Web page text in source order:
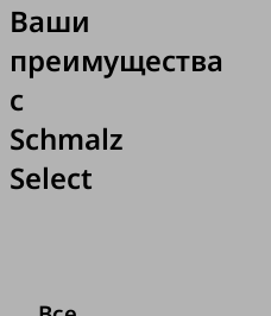
Ваши
преимущества
с
Schmalz
Select